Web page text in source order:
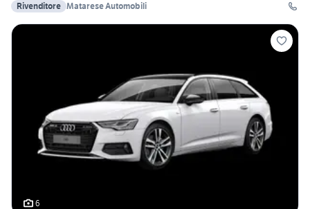
Rivenditore Matarese Automobili
6